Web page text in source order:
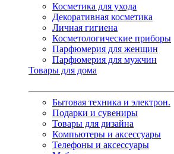
Косметика для ухода
Декоративная косметика
Личная гигиена
Косметологические приборы
Парфюмерия для женщин
Парфюмерия для мужчин
Товары для дома
Бытовая техника и электрон.
Подарки и сувениры
Товары для дизайна
Компьютеры и аксессуары
Телефоны и аксессуары